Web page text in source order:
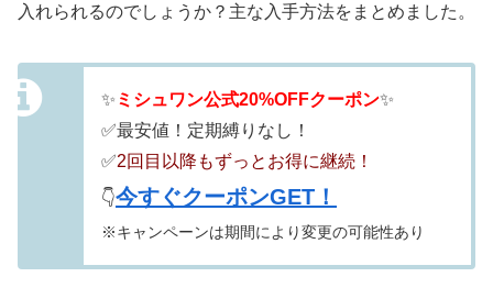
入れられるのでしょうか？主な入手方法をまとめました。
✨ ミシュワン公式20%OFFクーポン✨
✅最安値！定期縛りなし！
✅2回目以降もずっとお得に継続！
👇今すぐクーポンGET！
※キャンペーンは期間により変更の可能性あり